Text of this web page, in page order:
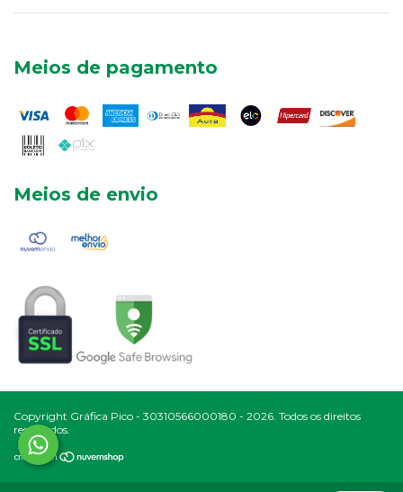
Meios de pagamento
Meios de envio
Copyright Gráfica Pico - 30310566000180 - 2026. Todos os direitos
reservados.